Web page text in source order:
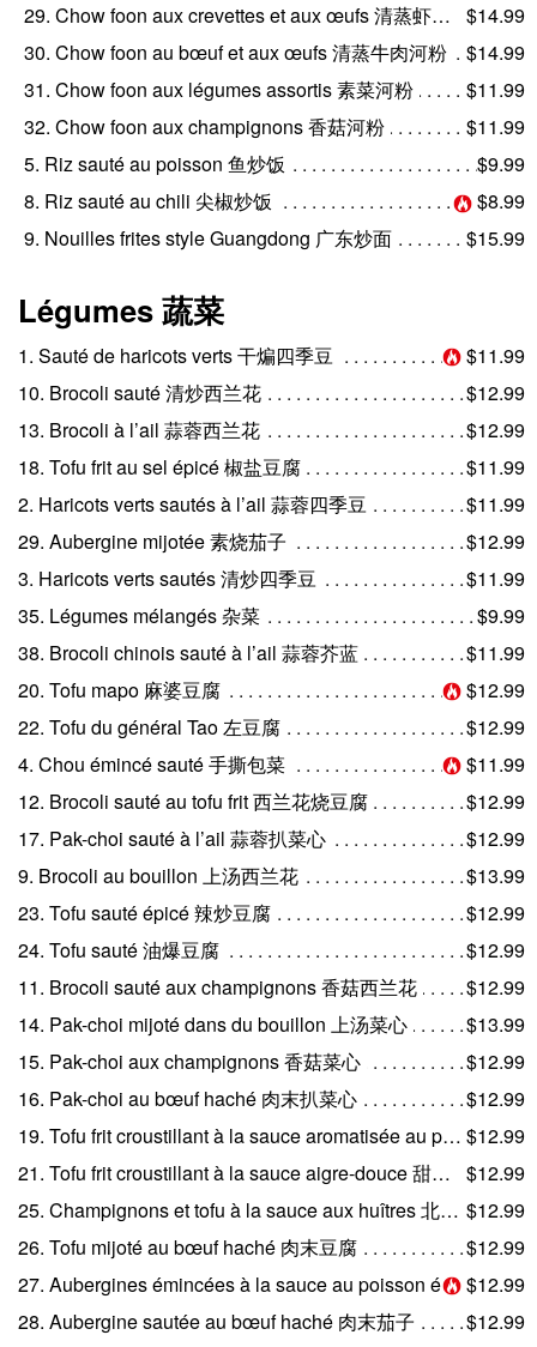
29. Chow foon aux crevettes et aux œufs 清蒸虾仁河粉
$14.99
30. Chow foon au bœuf et aux œufs 清蒸牛肉河粉
$14.99
31. Chow foon aux légumes assortis 素菜河粉
$11.99
32. Chow foon aux champignons 香菇河粉
$11.99
5. Riz sauté au poisson 鱼炒饭
$9.99
8. Riz sauté au chili 尖椒炒饭
$8.99
9. Nouilles frites style Guangdong 广东炒面
$15.99
Légumes 蔬菜
1. Sauté de haricots verts 干煸四季豆
$11.99
10. Brocoli sauté 清炒西兰花
$12.99
13. Brocoli à l’ail 蒜蓉西兰花
$12.99
18. Tofu frit au sel épicé 椒盐豆腐
$11.99
2. Haricots verts sautés à l’ail 蒜蓉四季豆
$11.99
29. Aubergine mijotée 素烧茄子
$12.99
3. Haricots verts sautés 清炒四季豆
$11.99
35. Légumes mélangés 杂菜
$9.99
38. Brocoli chinois sauté à l’ail 蒜蓉芥蓝
$11.99
20. Tofu mapo 麻婆豆腐
$12.99
22. Tofu du général Tao 左豆腐
$12.99
4. Chou émincé sauté 手撕包菜
$11.99
12. Brocoli sauté au tofu frit 西兰花烧豆腐
$12.99
17. Pak-choi sauté à l’ail 蒜蓉扒菜心
$12.99
9. Brocoli au bouillon 上汤西兰花
$13.99
23. Tofu sauté épicé 辣炒豆腐
$12.99
24. Tofu sauté 油爆豆腐
$12.99
11. Brocoli sauté aux champignons 香菇西兰花
$12.99
14. Pak-choi mijoté dans du bouillon 上汤菜心
$13.99
15. Pak-choi aux champignons 香菇菜心
$12.99
16. Pak-choi au bœuf haché 肉末扒菜心
$12.99
19. Tofu frit croustillant à la sauce aromatisée au poisson 鱼香脆皮豆腐 $12.99
21. Tofu frit croustillant à la sauce aigre-douce 甜酸脆皮豆腐
$12.99
25. Champignons et tofu à la sauce aux huîtres 北菇蚝油豆腐 $12.99
26. Tofu mijoté au bœuf haché 肉末豆腐
$12.99
27. Aubergines émincées à la sauce au poisson épicée 鱼香茄子 $12.99
28. Aubergine sautée au bœuf haché 肉末茄子
$12.99